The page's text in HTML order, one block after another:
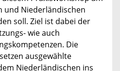
und Niederländischen
soll. Ziel ist dabei der
wie auch
Die
ausgewählte
Niederländischen ins